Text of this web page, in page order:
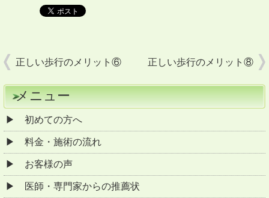
正しい歩行のメリット⑥ 正しい歩行のメリット⑧
メニュー
初めての方へ
料金・施術の流れ
お客様の声
医師・専門家からの推薦状